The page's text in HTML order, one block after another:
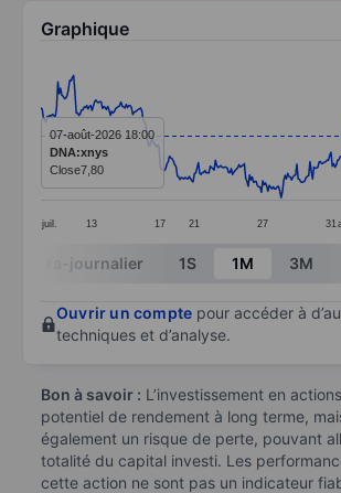
Graphique
Line chart with 296 data points.
The chart has 1 X axis displaying
The chart has 1 Y axis displaying
juil. 13 17 21 27 31
07-août-2026 18:00
DNA:xnys
Close7,80
End of interactive chart.
Intra-journalier 1S 1M 3M
Ouvrir un compte pour accéder à
techniques et d’analyse.
Bon à savoir : L’investissement en
potentiel de rendement à long terme,
également un risque de perte, pouvant
totalité du capital investi. Les
cette action ne sont pas un indicateur